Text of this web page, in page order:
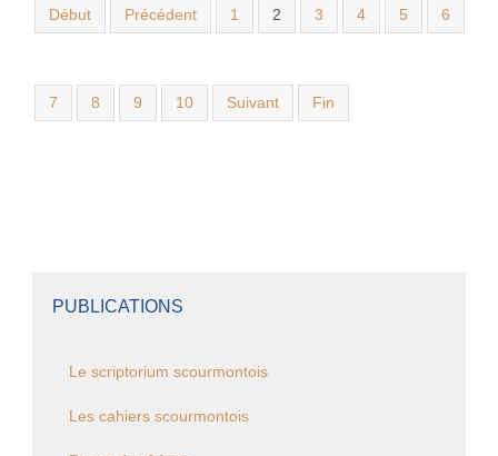
Début Précédent 1 2 3 4 5 6
7 8 9 10 Suivant Fin
PUBLICATIONS
Le scriptorium scourmontois
Les cahiers scourmontois